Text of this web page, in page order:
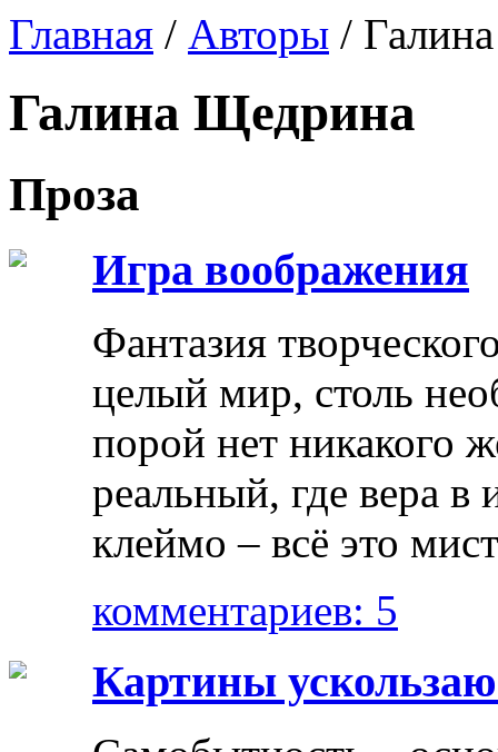
Главная / Авторы /
Галина Щедрина
Проза
Игра воображения
Фантазия
целый мир, столь
порой нет никакого
реальный, где вера
клеймо – всё это
комментариев: 5
Картины